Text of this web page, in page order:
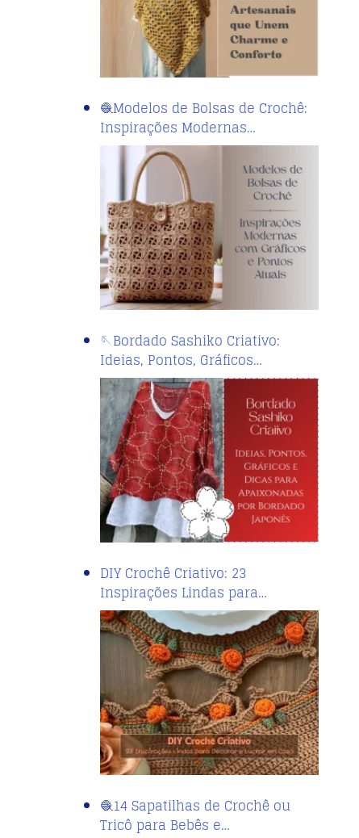
🧶Modelos de Bolsas de Crochê:
Inspirações Modernas…
🪡Bordado Sashiko Criativo:
Ideias, Pontos, Gráficos…
DIY Crochê Criativo: 23
Inspirações Lindas para…
🧶14 Sapatilhas de Crochê ou
Tricô para Bebês e…